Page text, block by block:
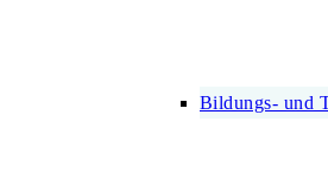
Bildungs- und